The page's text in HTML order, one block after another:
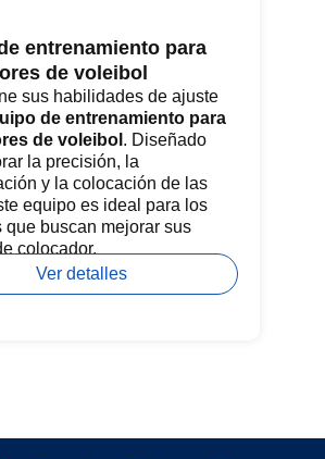
entrenamiento para
de voleibol
sus habilidades de ajuste
de entrenamiento para
de voleibol . Diseñado
la precisión, la
y la colocación de las
equipo es ideal para los
que buscan mejorar sus
colocador.
Ver detalles